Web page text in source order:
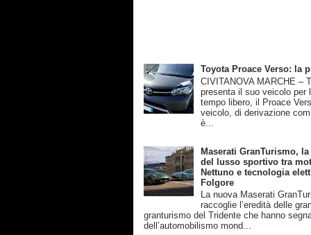
Toyota Proace Verso: la
CIVITANOVA MARCHE –
presenta il suo veicolo per
tempo libero, il Proace
veicolo, di derivazione
è...
Maserati GranTurismo,
del lusso sportivo tra
Nettuno e tecnologia
Folgore
La nuova Maserati
raccoglie l’eredità delle
granturismo del Tridente che hanno
dell’automobilismo mond...